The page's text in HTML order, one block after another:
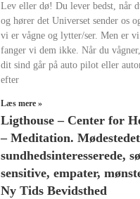
Lev eller dø! Du lever bedst, når
og hører det Universet sender os
vi er vågne og lytter/ser. Men er
fanger vi dem ikke. Når du
dit sind går på auto pilot eller
efter
Læs mere »
Ligthouse – Center for
– Meditation.
sundhedsinteresserede,
sensitive, empater,
Ny Tids Bevidsthed